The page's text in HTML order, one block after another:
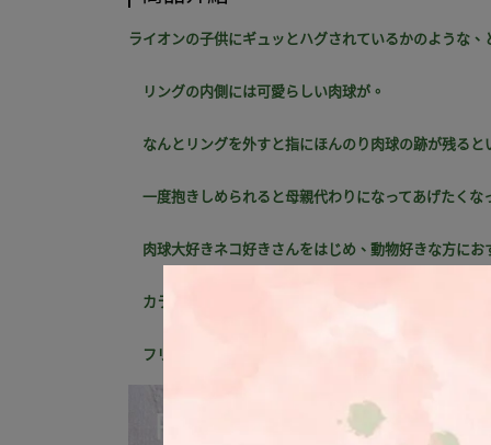
ライオンの子供にギュッとハグされているかのような、
リングの内側には可愛らしい肉球が。
なんとリングを外すと指にほんのり肉球の跡が残ると
一度抱きしめられると母親代わりになってあげたく
肉球大好きネコ好きさんをはじめ、動物好きな方にお
カラー、デザインともにシンプルな為、どんなスタイ
フリーサイズでサイズの心配がない為プレゼントにも